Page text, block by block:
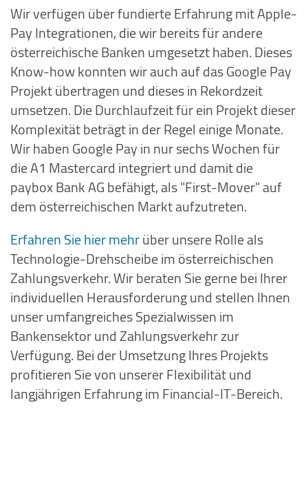
Wir verfügen über fundierte Erfahrung mit Apple-
Pay Integrationen, die wir bereits für andere
österreichische Banken umgesetzt haben. Dieses
Know-how konnten wir auch auf das Google Pay
Projekt übertragen und dieses in Rekordzeit
umsetzen. Die Durchlaufzeit für ein Projekt dieser
Komplexität beträgt in der Regel einige Monate.
Wir haben Google Pay in nur sechs Wochen für
die A1 Mastercard integriert und damit die
paybox Bank AG befähigt, als "First-Mover" auf
dem österreichischen Markt aufzutreten.
Erfahren Sie hier mehrüber unsere Rolle als
Technologie-Drehscheibe im österreichischen
Zahlungsverkehr. Wir beraten Sie gerne bei Ihrer
individuellen Herausforderung und stellen Ihnen
unser umfangreiches Spezialwissen im
Bankensektor und Zahlungsverkehr zur
Verfügung. Bei der Umsetzung Ihres Projekts
profitieren Sie von unserer Flexibilität und
langjährigen Erfahrung im Financial-IT-Bereich.